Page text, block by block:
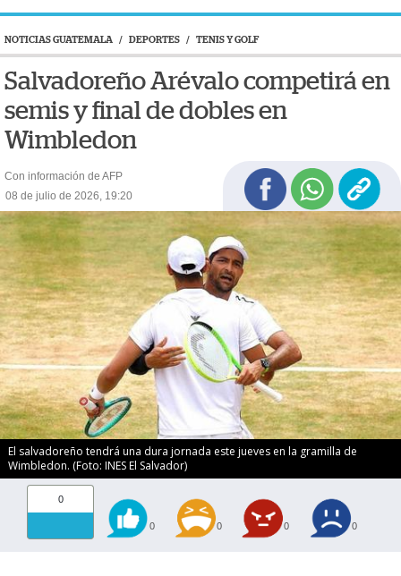
NOTICIAS GUATEMALA / DEPORTES / TENIS Y GOLF
Salvadoreño Arévalo competirá en
semis y final de dobles en
Wimbledon
Con información de AFP
08 de julio de 2026, 19:20
El salvadoreño tendrá una dura jornada este jueves en la gramilla de
Wimbledon. (Foto: INES El Salvador)
0
0 0 0 0